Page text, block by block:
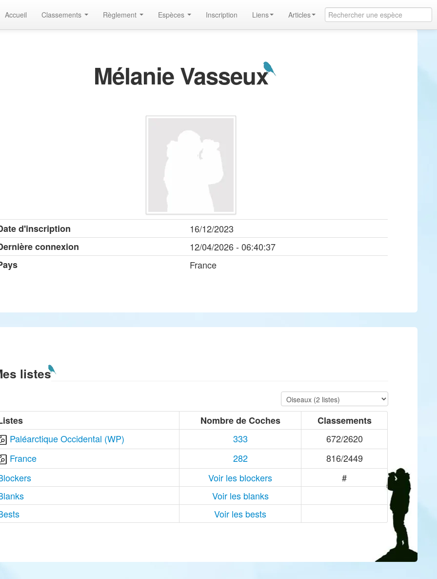
Accueil Classements Règlement Espèces Inscription Liens Articles
Mélanie Vasseux
d'inscription
16/12/2023
connexion
12/04/2026 - 06:40:37
France
listes
Nombre de Coches
Classements
Paléarctique Occidental (WP)
333
672/2620
France
282
816/2449
Voir les blockers
#
Voir les blanks
Voir les bests